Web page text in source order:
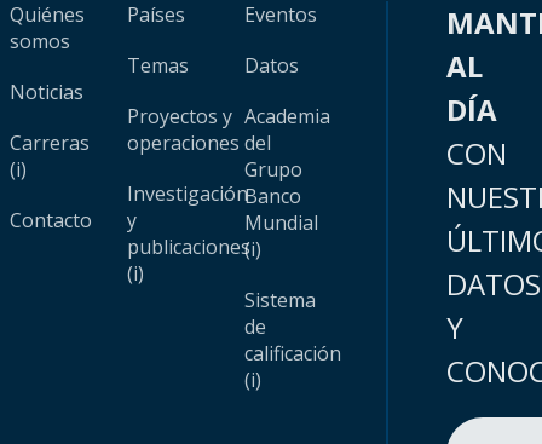
Quiénes
somos
Noticias
Carreras
(i)
Contacto
Países
Temas
Proyectos y
operaciones
Investigación
y
publicaciones
(i)
Eventos
Datos
Academia
del
Grupo
Banco
Mundial
(i)
Sistema
de
calificación
(i)
AL
DÍA
CON
DATOS
Y